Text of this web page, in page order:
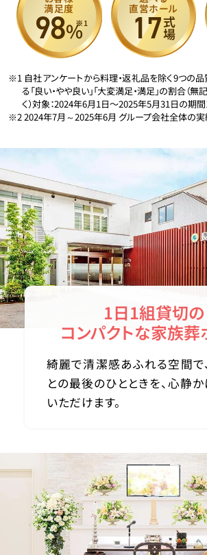
満足度
98%※1
直営ホール
17式場
※1 自社アンケートから料理・返礼品を除く9つの
る「良い・やや良い」「大変満足・満足」の割合（
く）対象：2024年6月1日〜2025年5月31日の期
※2 2024年7月～2025年6月 グループ会社全体の
1日1組貸切の
コンパクトな家族葬
綺麗で清潔感あふれる空間で
との最後のひとときを、心静
いただけます。